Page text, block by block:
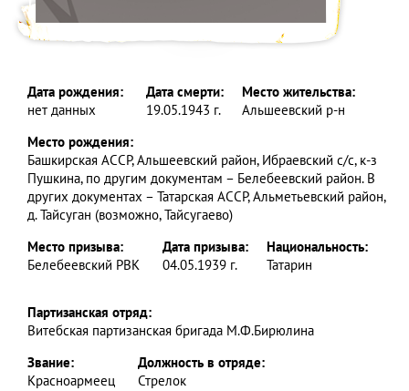
Дата рождения:
нет данных
Дата смерти:
19.05.1943 г.
Место жительства:
Альшеевский р-н
Место рождения:
Башкирская АССР, Альшеевский район, Ибраевский с/с, к-з
Пушкина, по другим документам – Белебеевский район. В
других документах – Татарская АССР, Альметьевский район,
д. Тайсуган (возможно, Тайсугаево)
Место призыва:
Белебеевский РВК
Дата призыва:
04.05.1939 г.
Национальность:
Татарин
Партизанская отряд:
Витебская партизанская бригада М.Ф.Бирюлина
Звание:
Красноармеец
Должность в отряде:
Стрелок